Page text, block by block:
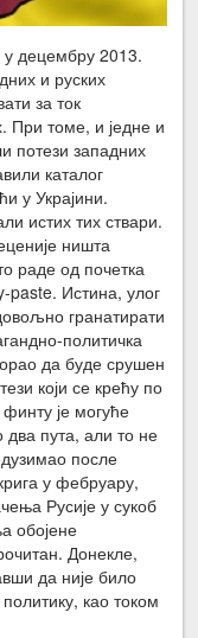
у децембру 2013.
и руских
за ток
При томе, и једне и
потези западних
каталог
у Украјини.
истих тих ствари.
ништа
раде од почетка
paste. Истина, улог
гранатирати
политичка
да буде срушен
који се крећу по
је могуће
два пута, али то не
после
у фебруару,
Русије у сукоб
обојене
Донекле,
да није било
као током